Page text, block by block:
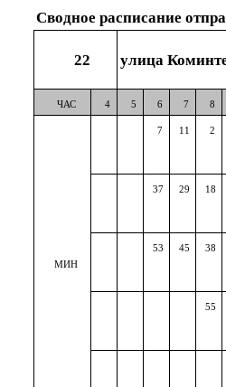
Сводное расписание
22 улица
ЧАС 4 5 6 7 8
МИН
7 11 2
37 29 18
53 45 38
55